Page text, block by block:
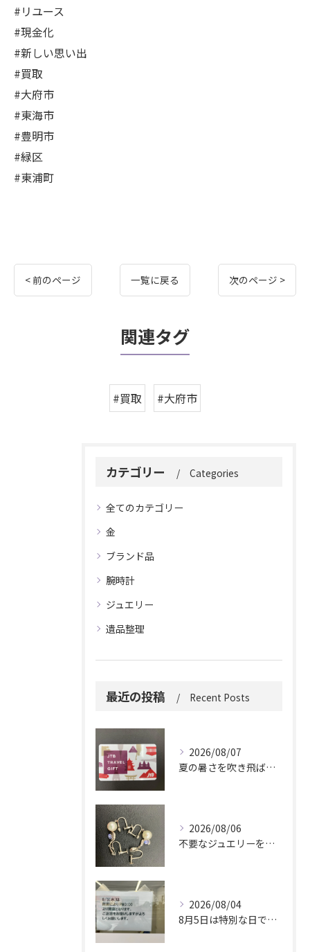
#リユース
#現金化
#新しい思い出
#買取
#大府市
#東海市
#豊明市
#緑区
#東浦町
< 前のページ 一覧に戻る 次のページ >
関連タグ
#買取 #大府市
カテゴリー Categories
全てのカテゴリー
金
ブランド品
腕時計
ジュエリー
遺品整理
最近の投稿 Recent Posts
2026/08/07
夏の暑さを吹き飛ばしに来てください。
2026/08/06
不要なジュエリーを眠らせていませんか？
2026/08/04
8月5日は特別な日です。